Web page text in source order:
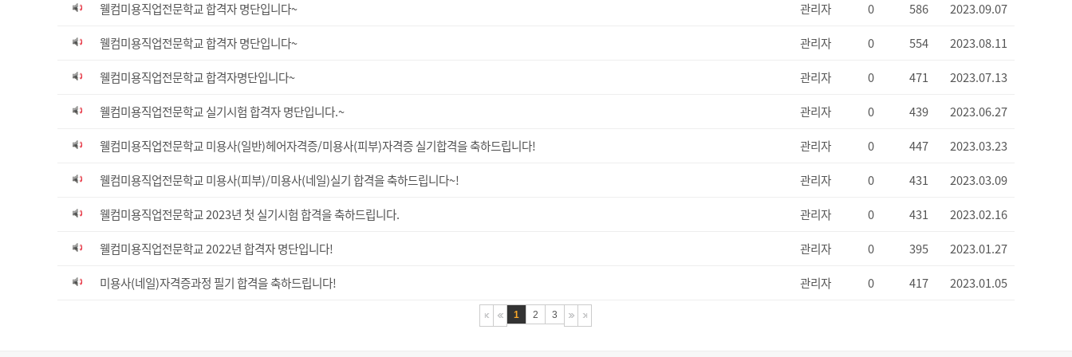
웰컴미용직업전문학교 합격자 명단입니다~ 관리자 0 586
2023.09.07
웰컴미용직업전문학교 합격자 명단입니다~
관리자 0 554
2023.08.11
웰컴미용직업전문학교 합격자명단입니다~
관리자 0 471
2023.07.13
웰컴미용직업전문학교 실기시험 합격자 명단입니다.~
관리자 0 439
2023.06.27
웰컴미용직업전문학교 미용사(일반)헤어자격증/미용사(피부)자격증 실기합격을 축하드립니다!
관리자 0 447
2023.03.23
웰컴미용직업전문학교 미용사(피부)/미용사(네일)실기 합격을 축하드립니다~!
관리자 0 431
2023.03.09
웰컴미용직업전문학교 2023년 첫 실기시험 합격을 축하드립니다.
관리자 0 431
2023.02.16
웰컴미용직업전문학교 2022년 합격자 명단입니다!
관리자 0 395
2023.01.27
미용사(네일)자격증과정 필기 합격을 축하드립니다!
관리자 0 417 2023.01.05
1 2 3